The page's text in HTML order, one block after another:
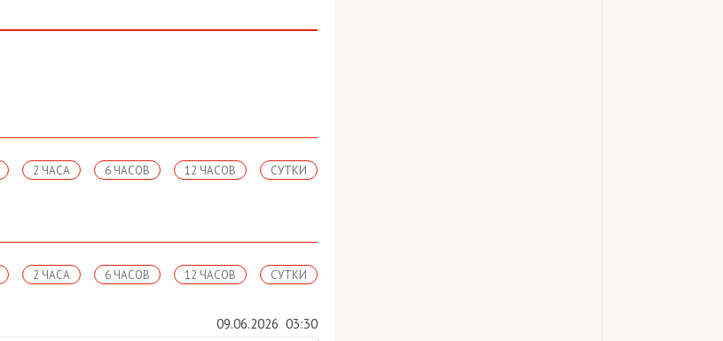
СУТКИ
12 ЧАСОВ
6 ЧАСОВ
2 ЧАСА
СУТКИ
12 ЧАСОВ
6 ЧАСОВ
2 ЧАСА
09.06.2026 03:30